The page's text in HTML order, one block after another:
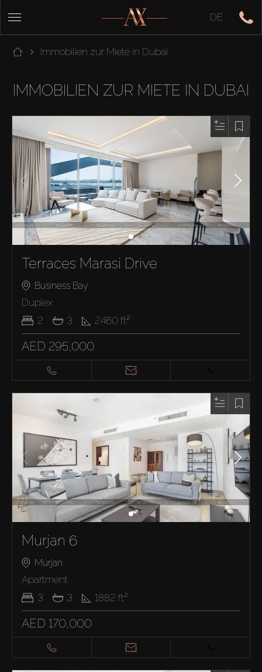
DE
Immobilien zur Miete in Dubai
IMMOBILIEN ZUR MIETE IN DUBAI
Terraces Marasi Drive
Business Bay
Duplex
2
3 2460 ft²
AED 295,000
Murjan 6
Murjan
Apartment
3
3 1882 ft²
AED 170,000